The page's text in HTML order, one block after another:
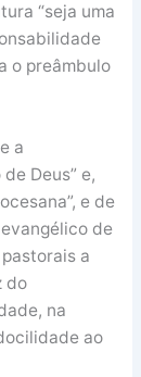
“seja uma
o preâmbulo
a
Deus” e,
e de
de
a
do
na
ao